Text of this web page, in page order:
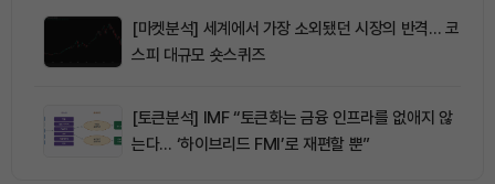
[마켓분석] 세계에서 가장 소외됐던 시장의 반격… 코
스피 대규모 숏스퀴즈
[토큰분석] IMF “토큰화는 금융 인프라를 없애지 않
는다… ‘하이브리드 FMI’로 재편할 뿐”